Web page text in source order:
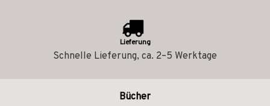
Lieferung
Schnelle Lieferung, ca. 2–5 Werktage
Bücher